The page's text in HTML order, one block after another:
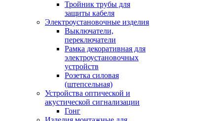
Тройник трубы для
защиты кабеля
Электроустановочные изделия
Выключатели,
переключатели
Рамка декоративная для
электроустановочных
устройств
Розетка силовая
(штепсельная)
Устройства оптической и
акустической сигнализации
Гонг